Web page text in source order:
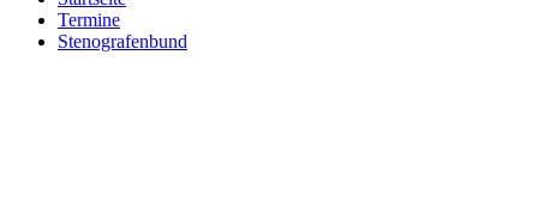
Termine
Stenografenbund